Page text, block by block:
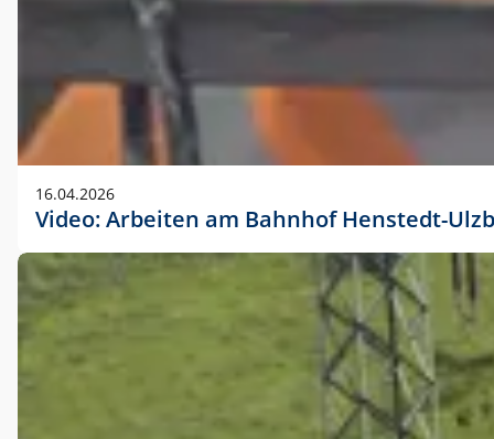
16.04.2026
Video: Arbeiten am Bahnhof Henstedt-